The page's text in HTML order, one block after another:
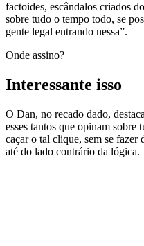
factoides, escândalos criados
sobre tudo o tempo todo, se
gente legal entrando nessa”.
Onde assino?
Interessante isso
O Dan, no recado dado,
esses tantos que opinam sobre
caçar o tal clique, sem se fazer
até do lado contrário da lógica.